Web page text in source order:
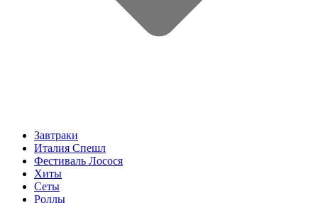
Завтраки
Италия Спешл
Фестиваль Лосося
Хиты
Сеты
Роллы